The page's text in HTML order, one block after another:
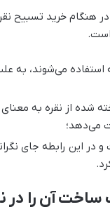
در هنگام خرید
می‌شوند، به
شده از نقره به
می‌دهد؛
در این رابطه جای
آن را در